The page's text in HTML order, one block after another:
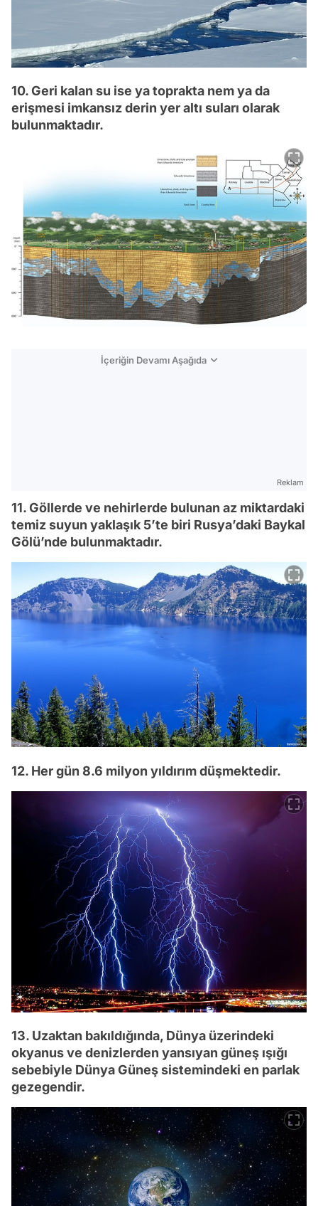
10. Geri kalan su ise ya toprakta nem ya da
erişmesi imkansız derin yer altı suları olarak
bulunmaktadır.
İçeriğin Devamı Aşağıda
Reklam
11. Göllerde ve nehirlerde bulunan az miktardaki
temiz suyun yaklaşık 5’te biri Rusya’daki Baykal
Gölü’nde bulunmaktadır.
12. Her gün 8.6 milyon yıldırım düşmektedir.
13. Uzaktan bakıldığında, Dünya üzerindeki
okyanus ve denizlerden yansıyan güneş ışığı
sebebiyle Dünya Güneş sistemindeki en parlak
gezegendir.